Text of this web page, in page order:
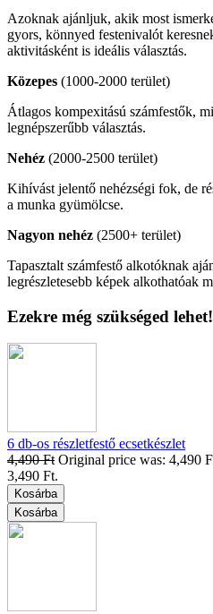
Azoknak ajánljuk, akik most
gyors, könnyed festenivalót
aktivitásként is ideális választás.
Közepes (1000-2000 terület)
Átlagos kompexitású számfestők,
legnépszerűbb választás.
Nehéz (2000-2500 terület)
Kihívást jelentő nehézségi fok, de
a munka gyümölcse.
Nagyon nehéz (2500+ terület)
Tapasztalt számfestő alkotóknak
legrészletesebb képek alkothatóak
Ezekre még szükséged lehet!
6 db-os részletfestő ecsetkészlet
4,490Ft Original price was: 4,490
3,490 Ft.
Kosárba
Kosárba